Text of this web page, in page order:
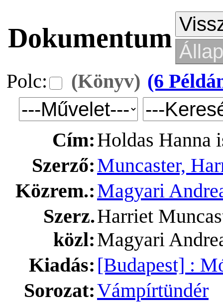
Dokumentum
Polc: (Könyv) (6
Cím:Holdas Hanna
Szerző:Muncaster,
Közrem.:Magyari
Szerz.
közl:
Harriet
Magyari
Kiadás: [Budapest] :
Sorozat:Vámpírtündér